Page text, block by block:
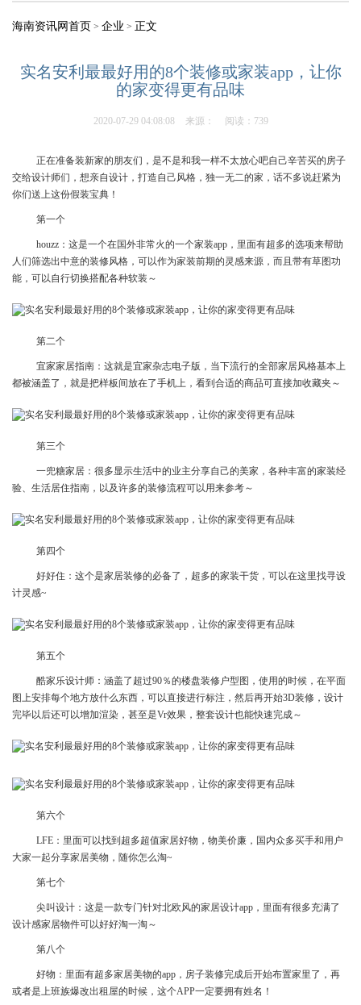
海南资讯网首页 > 企业 > 正文
实名安利最最好用的8个装修或家装app，让你
的家变得更有品味
2020-07-29 04:08:08 来源： 阅读：739
正在准备装新家的朋友们，是不是和我一样不太放心吧自己辛苦买的房子
交给设计师们，想亲自设计，打造自己风格，独一无二的家，话不多说赶紧为
你们送上这份假装宝典！
第一个
houzz：这是一个在国外非常火的一个家装app，里面有超多的选项来帮助
人们筛选出中意的装修风格，可以作为家装前期的灵感来源，而且带有草图功
能，可以自行切换搭配各种软装～
第二个️
宜家家居指南：这就是宜家杂志电子版，当下流行的全部家居风格基本上
都被涵盖了，就是把样板间放在了手机上，看到合适的商品可直接加收藏夹～
第三个
一兜糖家居：很多显示生活中的业主分享自己的美家，各种丰富的家装经
验、生活居住指南，以及许多的装修流程可以用来参考～
第四个
好好住：这个是家居装修的必备了，超多的家装干货，可以在这里找寻设
计灵感~
第五个
酷家乐设计师：涵盖了超过90％的楼盘装修户型图，使用的时候，在平面
图上安排每个地方放什么东西，可以直接进行标注，然后再开始3D装修，设计
完毕以后还可以增加渲染，甚至是Vr效果，整套设计也能快速完成～
第六个
LFE：里面可以找到超多超值家居好物，物美价廉，国内众多买手和用户
大家一起分享家居美物，随你怎么淘~
第七个
尖叫设计：这是一款专门针对北欧风的家居设计app，里面有很多充满了
设计感家居物件可以好好淘一淘～
第八个
好物：里面有超多家居美物的app，房子装修完成后开始布置家里了，再
或者是上班族爆改出租屋的时候，这个APP一定要拥有姓名！